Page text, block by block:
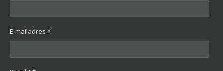
E-mailadres *